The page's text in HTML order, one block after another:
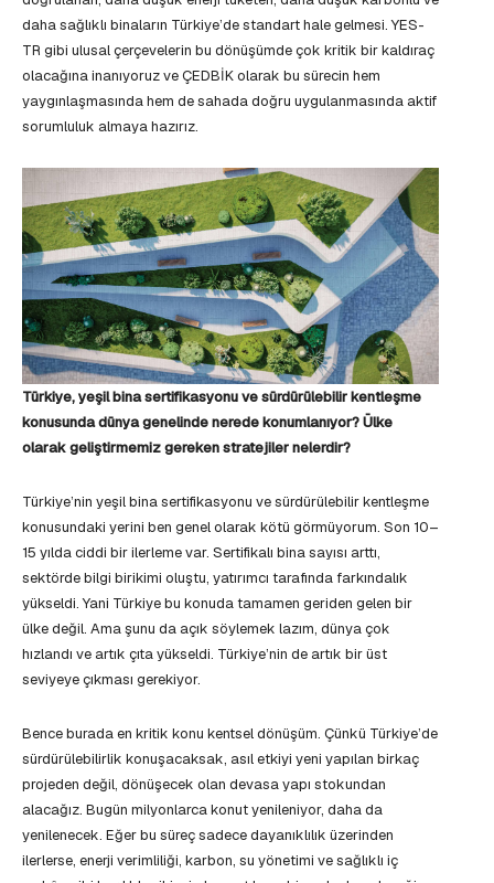
daha sağlıklı binaların Türkiye’de standart hale gelmesi. YES-
TR gibi ulusal çerçevelerin bu dönüşümde çok kritik bir kaldıraç
olacağına inanıyoruz ve ÇEDBİK olarak bu sürecin hem
yaygınlaşmasında hem de sahada doğru uygulanmasında aktif
sorumluluk almaya hazırız.
Türkiye, yeşil bina sertifikasyonu ve sürdürülebilir kentleşme
konusunda dünya genelinde nerede konumlanıyor? Ülke
olarak geliştirmemiz gereken stratejiler nelerdir?
Türkiye’nin yeşil bina sertifikasyonu ve sürdürülebilir kentleşme
konusundaki yerini ben genel olarak kötü görmüyorum. Son 10–
15 yılda ciddi bir ilerleme var. Sertifikalı bina sayısı arttı,
sektörde bilgi birikimi oluştu, yatırımcı tarafında farkındalık
yükseldi. Yani Türkiye bu konuda tamamen geriden gelen bir
ülke değil. Ama şunu da açık söylemek lazım, dünya çok
hızlandı ve artık çıta yükseldi. Türkiye’nin de artık bir üst
seviyeye çıkması gerekiyor.
Bence burada en kritik konu kentsel dönüşüm. Çünkü Türkiye’de
sürdürülebilirlik konuşacaksak, asıl etkiyi yeni yapılan birkaç
projeden değil, dönüşecek olan devasa yapı stokundan
alacağız. Bugün milyonlarca konut yenileniyor, daha da
yenilenecek. Eğer bu süreç sadece dayanıklılık üzerinden
ilerlerse, enerji verimliliği, karbon, su yönetimi ve sağlıklı iç